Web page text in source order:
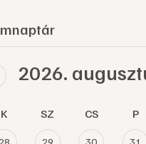
2026.
K SZ CS P
29 30 31